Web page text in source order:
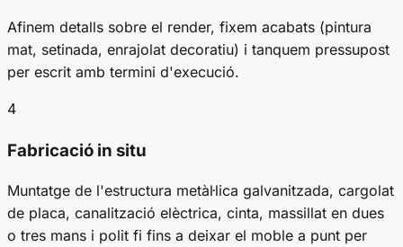
Afinem detalls sobre el render, fixem acabats (pintura
mat, setinada, enrajolat decoratiu) i tanquem pressupost
per escrit amb termini d'execució.
4
Fabricació in situ
Muntatge de l'estructura metàl·lica galvanitzada, cargolat
de placa, canalització elèctrica, cinta, massillat en dues
o tres mans i polit fi fins a deixar el moble a punt per